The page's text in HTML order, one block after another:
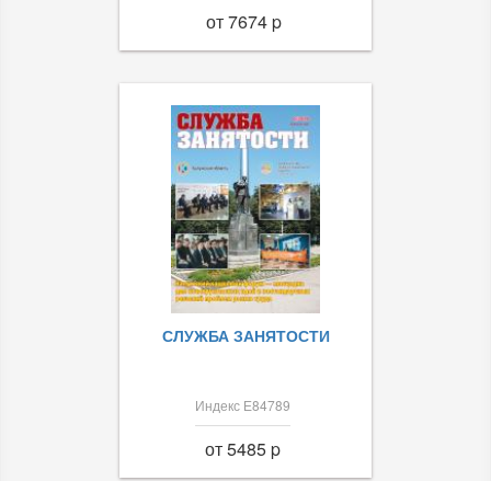
от 7674 p
СЛУЖБА ЗАНЯТОСТИ
Индекс Е84789
от 5485 p